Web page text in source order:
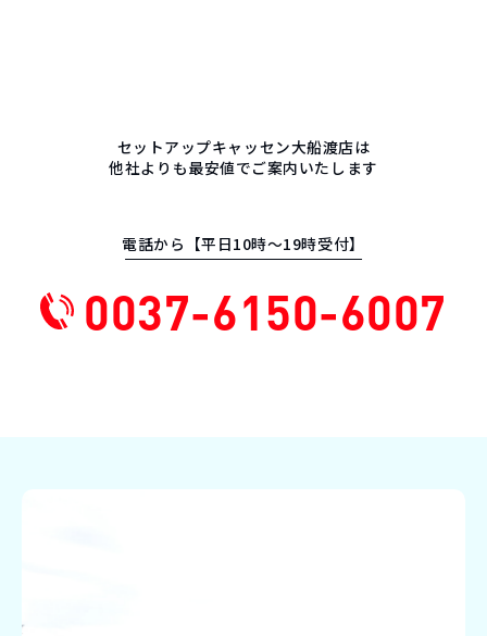
セットアップキャッセン大船渡店は
他社よりも最安値でご案内いたします
電話から【平日10時〜19時受付】
0037-6150-6007